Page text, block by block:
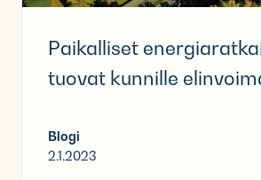
Paikalliset
tuovat kunnille
Blogi
2.1.2023